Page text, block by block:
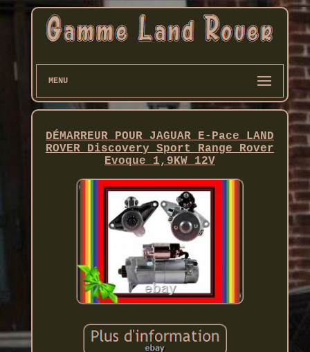
MENU
DÉMARREUR POUR JAGUAR E-Pace LAND
ROVER Discovery Sport Range Rover
Evoque 1,9KW 12V